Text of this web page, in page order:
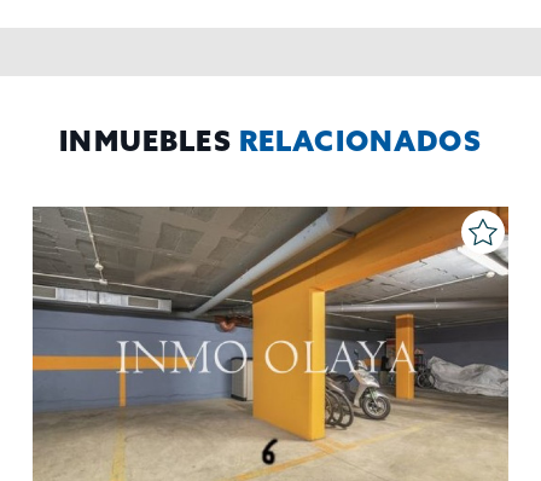
rectificar y suprimir los datos, solicitar la portabilidad de los
INMUEBLES RELACIONADOS